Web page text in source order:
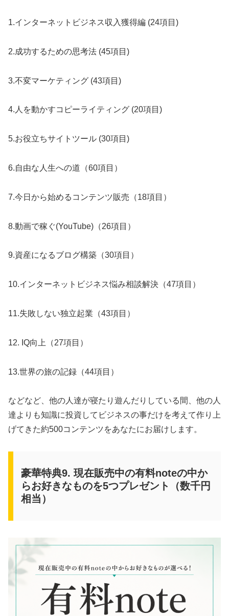
1.インターネットビジネス収入獲得編 (24項目)
2.成功するための思考法 (45項目)
3.不変マーケティング (43項目)
4.人を動かすコピーライティング (20項目)
5.お役立ちサイトツール (30項目)
6.自由な人生への道（60項目）
7.今日から始めるコンテンツ販売（18項目）
8.動画で稼ぐ(YouTube)（26項目）
9.資産になるブログ構築（30項目）
10.インターネットビジネス悩み相談解決（47項目）
11.失敗しない独立起業（43項目）
12. IQ向上（27項目）
13.世界の旅の記録（44項目）
などなど、他の人達が寝たり遊んだりしている間、他の人
達よりも知識に投資してビジネスの事だけを考えて作り上
げてきた約500コンテンツをあなたにお届けします。
豪華特典9. 現在販売中の有料noteの中か
らお好きなものを5つプレゼント（数千円
相当）